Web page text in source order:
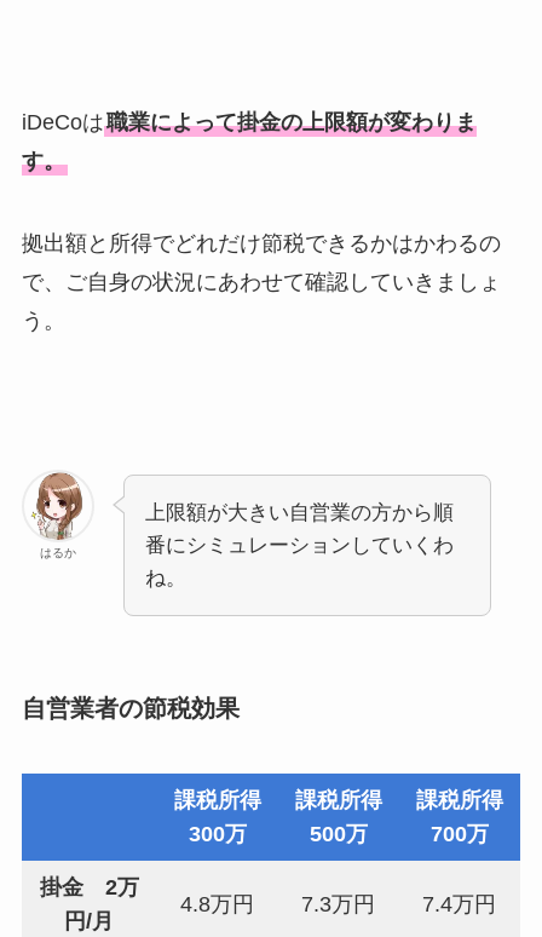
iDeCoは職業によって掛金の上限額が変わりま
す。
拠出額と所得でどれだけ節税できるかはかわるの
で、ご自身の状況にあわせて確認していきましょ
う。
はるか
上限額が大きい自営業の方から順
番にシミュレーションしていくわ
ね。
自営業者の節税効果
課税所得
300万
課税所得
500万
課税所得
700万
掛金 2万
円/月
4.8万円 7.3万円 7.4万円